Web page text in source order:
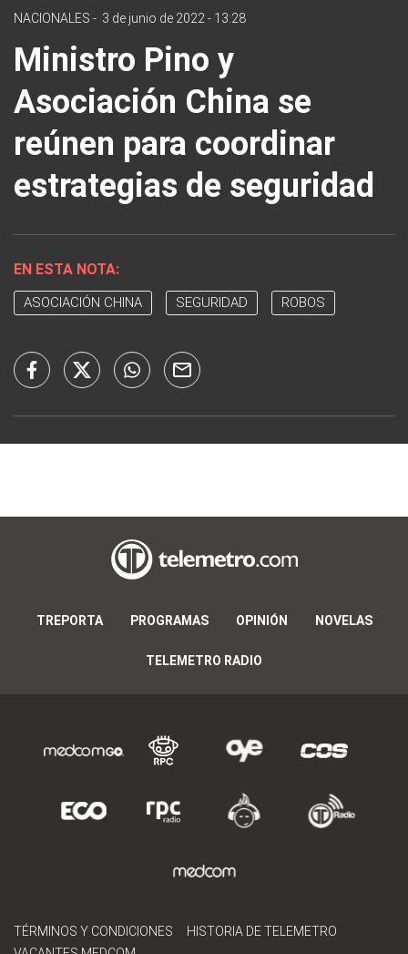
NACIONALES - 3 de junio de 2022 - 13:28
Ministro Pino y
Asociación China se
reúnen para coordinar
estrategias de seguridad
EN ESTA NOTA:
ASOCIACIÓN CHINA SEGURIDAD ROBOS
TREPORTA PROGRAMAS OPINIÓN NOVELAS
TELEMETRO RADIO
TÉRMINOS Y CONDICIONES
HISTORIA DE TELEMETRO